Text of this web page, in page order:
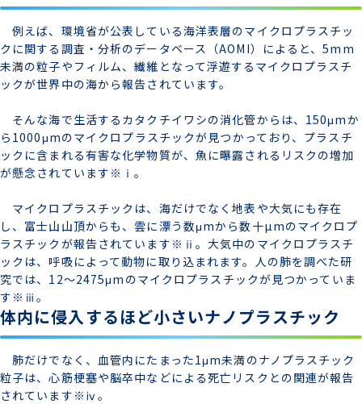
例えば、環境省が公表している海洋表層のマイクロプラスチッ
クに関する調査・分析のデータベース（AOMI）によると、5mm
未満の粒子やフィルム、繊維となって浮遊するマイクロプラスチ
ックが世界中の海から報告されています。
そんな海で生活するカタクチイワシの消化管からは、150μmか
ら1000μmのマイクロプラスチックが見つかっており、プラスチ
ックに含まれる有害な化学物質が、魚に曝露されるリスクの増加
が懸念されています※ⅰ。
マイクロプラスチックは、海だけでなく地表や大気にも存在
し、富士山山頂からも、雲に漂う数μmから数十µmのマイクロプ
ラスチックが報告されています※ⅱ。大気中のマイクロプラスチ
ックは、呼吸によって動物に取り込まれます。人の肺を調べた研
究では、12～2475μmのマイクロプラスチックが見つかっていま
す※ⅲ。
体内に侵入するほど小さいナノプラスチック
肺だけでなく、血管内にたまった1μm未満のナノプラスチック
粒子は、心筋梗塞や脳卒中などによる死亡リスクとの関連が報告
されています※ⅳ。